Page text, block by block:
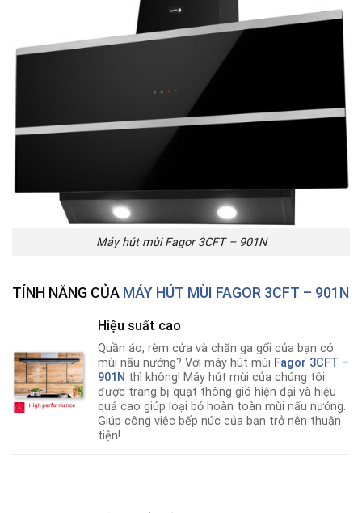
Máy hút mùi Fagor 3CFT – 901N
TÍNH NĂNG CỦA MÁY HÚT MÙI FAGOR 3CFT – 901N
Hiệu suất cao
Quần áo, rèm cửa và chăn ga gối của bạn có
mùi nấu nướng? Với máy hút mùi Fagor 3CFT –
901N thì không! Máy hút mùi của chúng tôi
được trang bị quạt thông gió hiện đại và hiệu
quả cao giúp loại bỏ hoàn toàn mùi nấu nướng.
Giúp công việc bếp núc của bạn trở nên thuận
tiện!